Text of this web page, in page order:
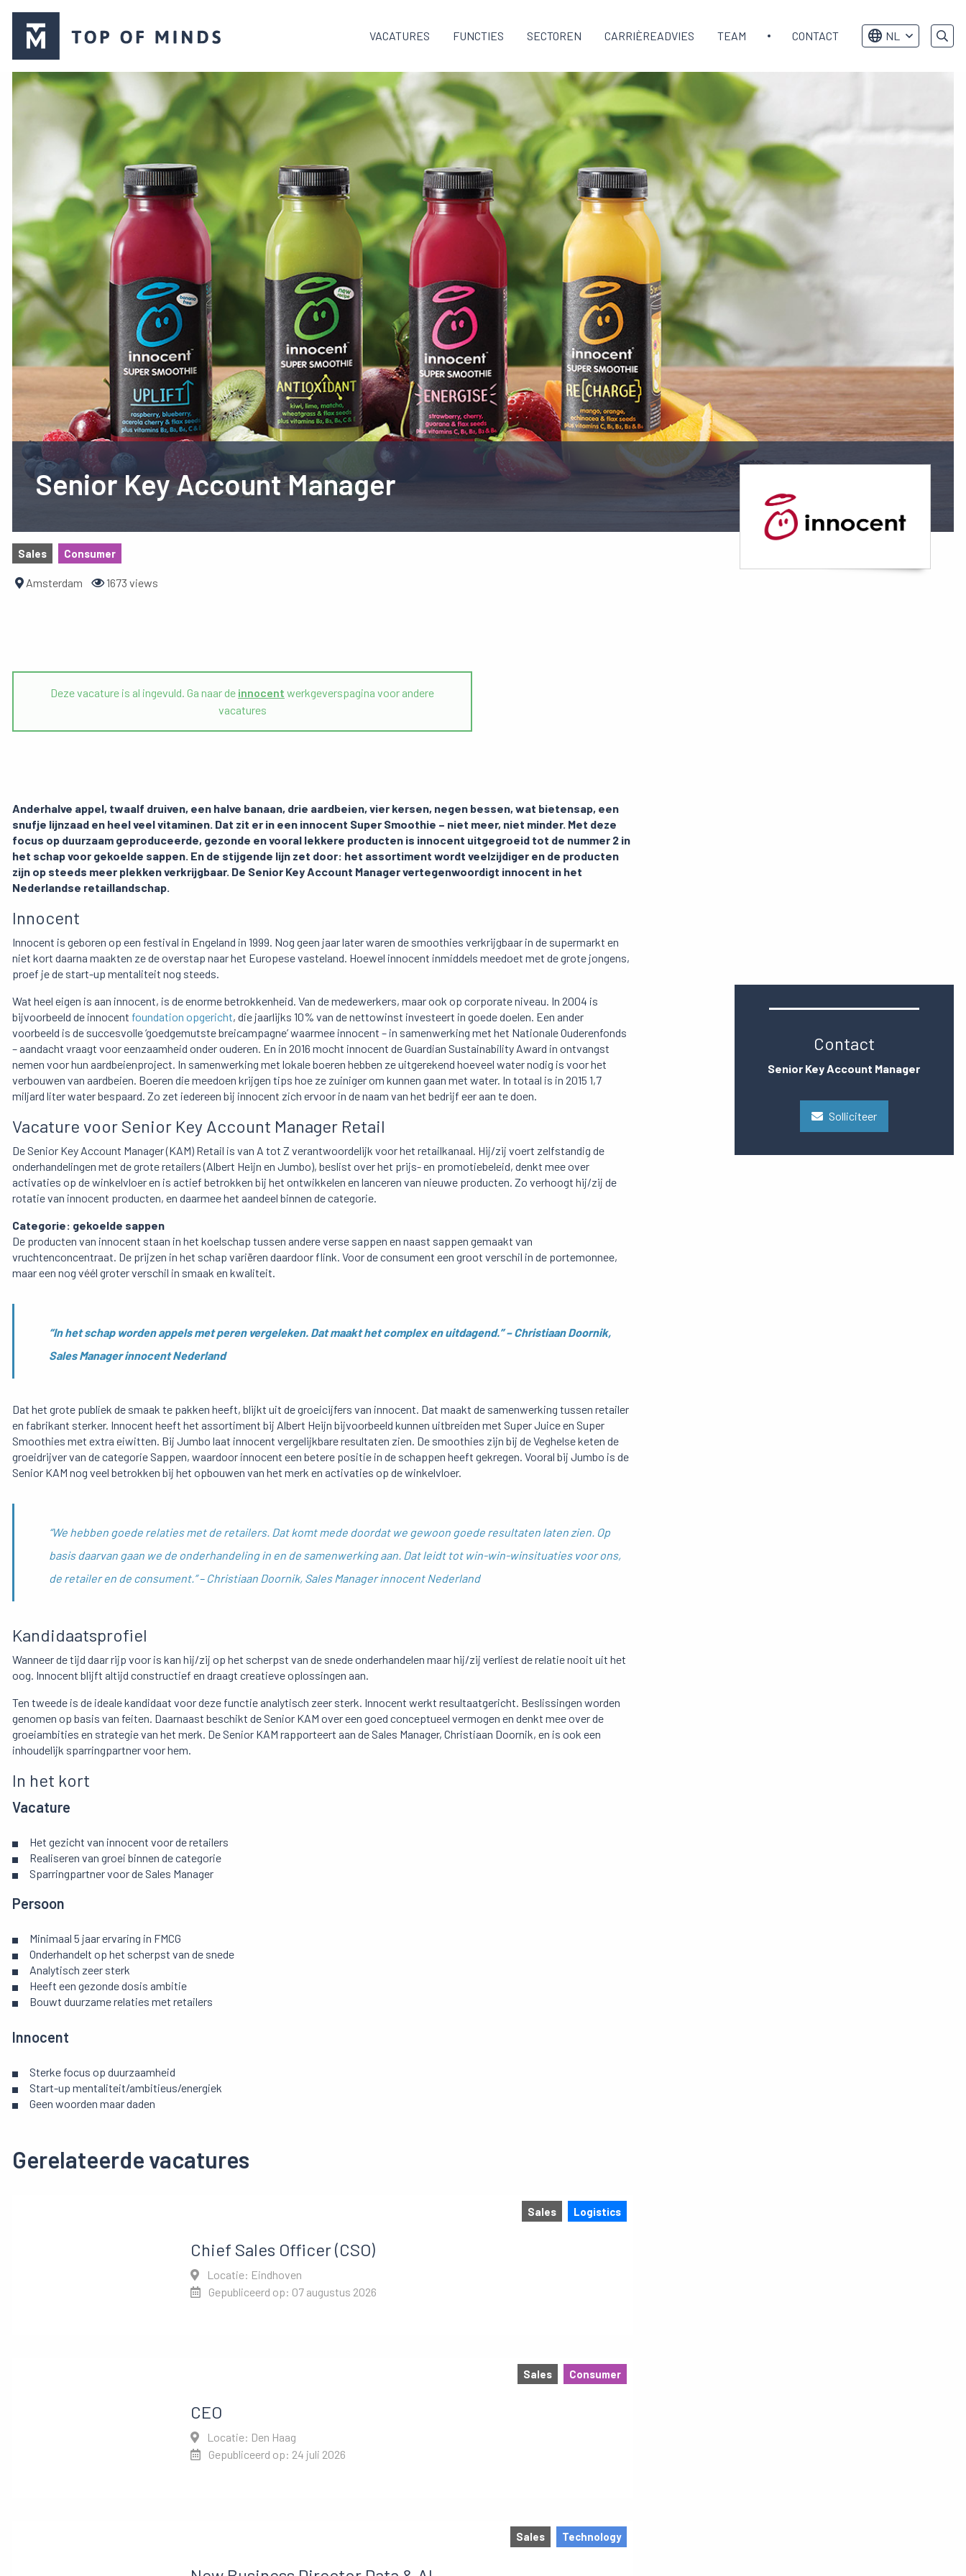
logo
VACATURES FUNCTIES SECTOREN CARRIÈREADVIES TEAM CONTACT NL
Senior Key Account Manager
Sales Consumer
Amsterdam 1673 views
Deze vacature is al ingevuld. Ga naar de innocent werkgeverspagina voor andere
vacatures
Anderhalve appel, twaalf druiven, een halve banaan, drie aardbeien, vier kersen, negen bessen, wat bietensap, een
snufje lijnzaad en heel veel vitaminen. Dat zit er in een innocent Super Smoothie – niet meer, niet minder. Met deze
focus op duurzaam geproduceerde, gezonde en vooral lekkere producten is innocent uitgegroeid tot de nummer 2 in
het schap voor gekoelde sappen. En de stijgende lijn zet door: het assortiment wordt veelzijdiger en de producten
zijn op steeds meer plekken verkrijgbaar. De Senior Key Account Manager vertegenwoordigt innocent in het
Nederlandse retaillandschap.
Innocent
Innocent is geboren op een festival in Engeland in 1999. Nog geen jaar later waren de smoothies verkrijgbaar in de supermarkt en
niet kort daarna maakten ze de overstap naar het Europese vasteland. Hoewel innocent inmiddels meedoet met de grote jongens,
proef je de start-up mentaliteit nog steeds.
Wat heel eigen is aan innocent, is de enorme betrokkenheid. Van de medewerkers, maar ook op corporate niveau. In 2004 is
bijvoorbeeld de innocent foundation opgericht, die jaarlijks 10% van de nettowinst investeert in goede doelen. Een ander
voorbeeld is de succesvolle ‘goedgemutste breicampagne’ waarmee innocent – in samenwerking met het Nationale Ouderenfonds
– aandacht vraagt voor eenzaamheid onder ouderen. En in 2016 mocht innocent de Guardian Sustainability Award in ontvangst
nemen voor hun aardbeienproject. In samenwerking met lokale boeren hebben ze uitgerekend hoeveel water nodig is voor het
verbouwen van aardbeien. Boeren die meedoen krijgen tips hoe ze zuiniger om kunnen gaan met water. In totaal is in 2015 1,7
miljard liter water bespaard. Zo zet iedereen bij innocent zich ervoor in de naam van het bedrijf eer aan te doen.
Vacature voor Senior Key Account Manager Retail
De Senior Key Account Manager (KAM) Retail is van A tot Z verantwoordelijk voor het retailkanaal. Hij/zij voert zelfstandig de
onderhandelingen met de grote retailers (Albert Heijn en Jumbo), beslist over het prijs- en promotiebeleid, denkt mee over
activaties op de winkelvloer en is actief betrokken bij het ontwikkelen en lanceren van nieuwe producten. Zo verhoogt hij/zij de
rotatie van innocent producten, en daarmee het aandeel binnen de categorie.
Categorie: gekoelde sappen
De producten van innocent staan in het koelschap tussen andere verse sappen en naast sappen gemaakt van
vruchtenconcentraat. De prijzen in het schap variëren daardoor flink. Voor de consument een groot verschil in de portemonnee,
maar een nog véél groter verschil in smaak en kwaliteit.
“In het schap worden appels met peren vergeleken. Dat maakt het complex en uitdagend.” – Christiaan Doornik,
Sales Manager innocent Nederland
Dat het grote publiek de smaak te pakken heeft, blijkt uit de groeicijfers van innocent. Dat maakt de samenwerking tussen retailer
en fabrikant sterker. Innocent heeft het assortiment bij Albert Heijn bijvoorbeeld kunnen uitbreiden met Super Juice en Super
Smoothies met extra eiwitten. Bij Jumbo laat innocent vergelijkbare resultaten zien. De smoothies zijn bij de Veghelse keten de
groeidrijver van de categorie Sappen, waardoor innocent een betere positie in de schappen heeft gekregen. Vooral bij Jumbo is de
Senior KAM nog veel betrokken bij het opbouwen van het merk en activaties op de winkelvloer.
“We hebben goede relaties met de retailers. Dat komt mede doordat we gewoon goede resultaten laten zien. Op
basis daarvan gaan we de onderhandeling in en de samenwerking aan. Dat leidt tot win-win-winsituaties voor ons,
de retailer en de consument.” – Christiaan Doornik, Sales Manager innocent Nederland
Kandidaatsprofiel
Wanneer de tijd daar rijp voor is kan hij/zij op het scherpst van de snede onderhandelen maar hij/zij verliest de relatie nooit uit het
oog. Innocent blijft altijd constructief en draagt creatieve oplossingen aan.
Ten tweede is de ideale kandidaat voor deze functie analytisch zeer sterk. Innocent werkt resultaatgericht. Beslissingen worden
genomen op basis van feiten. Daarnaast beschikt de Senior KAM over een goed conceptueel vermogen en denkt mee over de
groeiambities en strategie van het merk. De Senior KAM rapporteert aan de Sales Manager, Christiaan Doornik, en is ook een
inhoudelijk sparringpartner voor hem.
In het kort
Vacature
Het gezicht van innocent voor de retailers
Realiseren van groei binnen de categorie
Sparringpartner voor de Sales Manager
Persoon
Minimaal 5 jaar ervaring in FMCG
Onderhandelt op het scherpst van de snede
Analytisch zeer sterk
Heeft een gezonde dosis ambitie
Bouwt duurzame relaties met retailers
Innocent
Sterke focus op duurzaamheid
Start-up mentaliteit/ambitieus/energiek
Geen woorden maar daden
Gerelateerde vacatures
Sales Logistics
Chief Sales Officer (CSO)
Locatie: Eindhoven
Gepubliceerd op: 07 augustus 2026
Sales Consumer
CEO
Locatie: Den Haag
Gepubliceerd op: 24 juli 2026
Sales Technology
Contact
Senior Key Account Manager
Solliciteer